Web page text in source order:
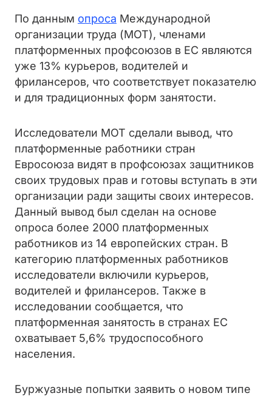
По данным опроса Международной
организации труда (МОТ), членами
платформенных профсоюзов в ЕС являются
уже 13% курьеров, водителей и
фрилансеров, что соответствует показателю
и для традиционных форм занятости.
Исследователи МОТ сделали вывод, что
платформенные работники стран
Евросоюза видят в профсоюзах защитников
своих трудовых прав и готовы вступать в эти
организации ради защиты своих интересов.
Данный вывод был сделан на основе
опроса более 2000 платформенных
работников из 14 европейских стран. В
категорию платформенных работников
исследователи включили курьеров,
водителей и фрилансеров. Также в
исследовании сообщается, что
платформенная занятость в странах ЕС
охватывает 5,6% трудоспособного
населения.
Буржуазные попытки заявить о новом типе